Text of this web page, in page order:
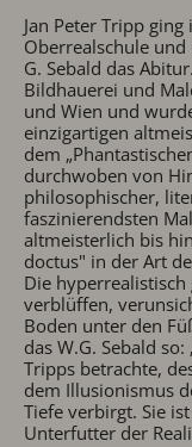
Jan Peter Tripp
Oberrealschule
G. Sebald das
Bildhauerei und
und Wien und
einzigartigen
dem
durchwoben von
philosophischer,
faszinierendsten
altmeisterlich bis
doctus" in der Art
Die
verblüffen,
Boden unter den
das W.G. Sebald
Tripps betrachte,
dem Illusionismus
Tiefe verbirgt. Sie
Unterfutter der